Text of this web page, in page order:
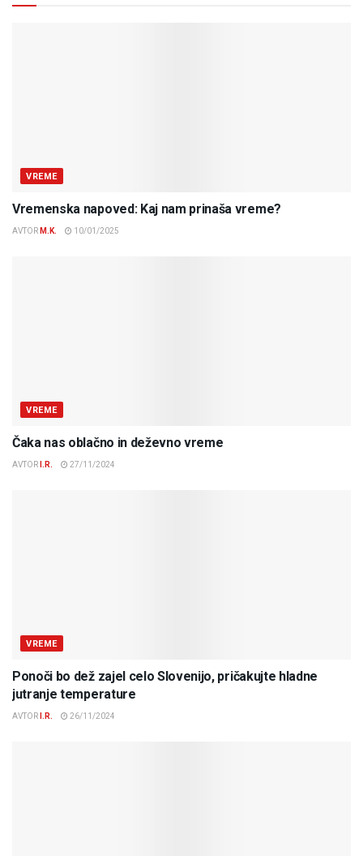
VREME
Vremenska napoved: Kaj nam prinaša vreme?
AVTOR M.K. 10/01/2025
VREME
Čaka nas oblačno in deževno vreme
AVTOR I.R. 27/11/2024
VREME
Ponoči bo dež zajel celo Slovenijo, pričakujte hladne
jutranje temperature
AVTOR I.R. 26/11/2024